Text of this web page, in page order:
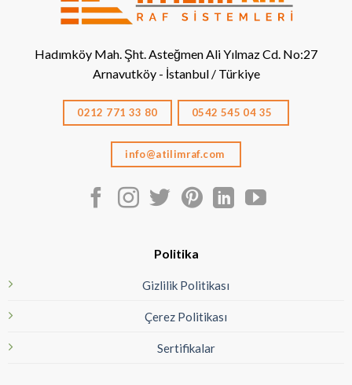
Hadımköy Mah. Şht. Asteğmen Ali Yılmaz Cd. No:27
Arnavutköy - İstanbul / Türkiye
0212 771 33 80 0542 545 04 35
info@atilimraf.com
Politika
Gizlilik Politikası
Çerez Politikası
Sertifikalar